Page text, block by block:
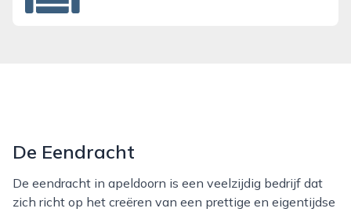
De Eendracht
De eendracht in apeldoorn is een veelzijdig bedrijf dat
zich richt op het creëren van een prettige en eigentijdse